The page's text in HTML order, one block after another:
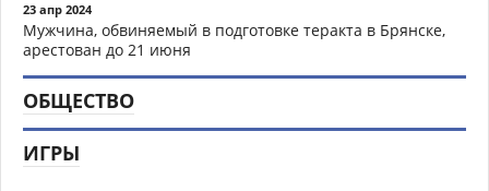
23 апр 2024
Мужчина, обвиняемый в подготовке теракта в Брянске,
арестован до 21 июня
ОБЩЕСТВО
ИГРЫ